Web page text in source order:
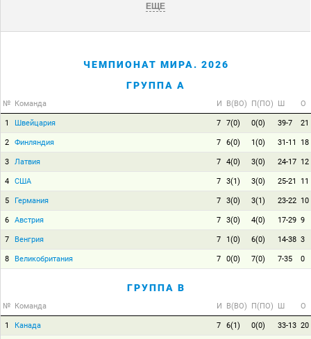
ЕЩЕ
ЧЕМПИОНАТ МИРА. 2026
ГРУППА A
№ Команда И В(ВО) П(ПО) Ш О
1 Швейцария 7 7(0) 0(0) 39-7 21
2 Финляндия 7 6(0) 1(0) 31-11 18
3 Латвия 7 4(0) 3(0) 24-17 12
4 США 7 3(1) 3(0) 25-21 11
5 Германия 7 3(0) 3(1) 23-22 10
6 Австрия 7 3(0) 4(0) 17-29 9
7 Венгрия 7 1(0) 6(0) 14-38 3
8 Великобритания 7 0(0) 7(0) 7-35 0
ГРУППА B
№ Команда И В(ВО) П(ПО) Ш О
1 Канада 7 6(1) 0(0) 33-13 20